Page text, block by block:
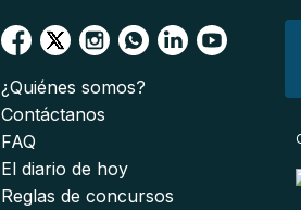
¿Quiénes somos?
Contáctanos
FAQ
El diario de hoy
Reglas de concursos